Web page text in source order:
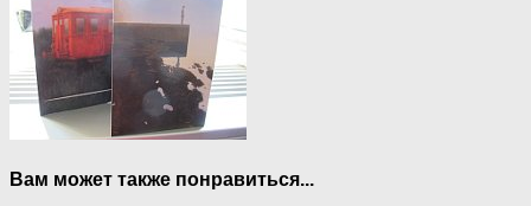
Вам может также понравиться...